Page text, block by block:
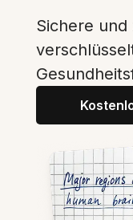
Sichere und